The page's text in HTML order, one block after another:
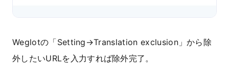
Weglotの「Setting→Translation exclusion」から除
外したいURLを入力すれば除外完了。